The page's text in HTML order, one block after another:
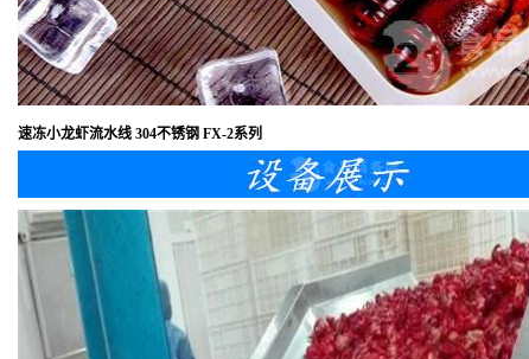
速冻小龙虾流水线 304不锈钢 FX-2系列